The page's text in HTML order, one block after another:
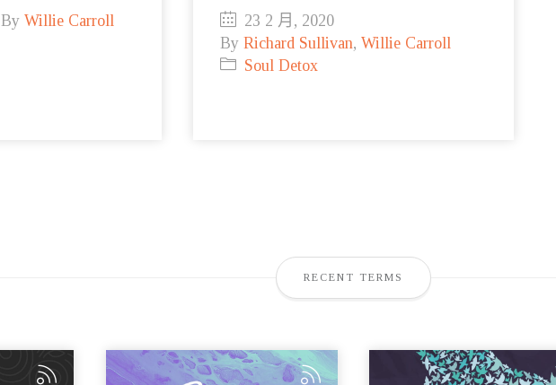
ByWillie Carroll
23 2 月, 2020
ByRichard Sullivan,Willie Carroll
Soul Detox
RECENT TERMS